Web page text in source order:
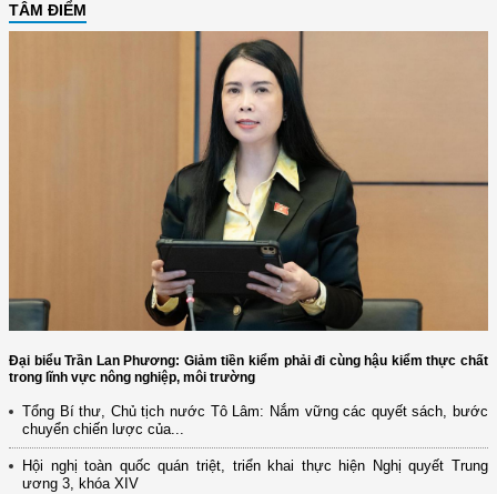
TÂM ĐIỂM
Đại biểu Trần Lan Phương: Giảm tiền kiểm phải đi cùng hậu kiểm thực chất
trong lĩnh vực nông nghiệp, môi trường
Tổng Bí thư, Chủ tịch nước Tô Lâm: Nắm vững các quyết sách, bước
chuyển chiến lược của...
Hội nghị toàn quốc quán triệt, triển khai thực hiện Nghị quyết Trung
ương 3, khóa XIV